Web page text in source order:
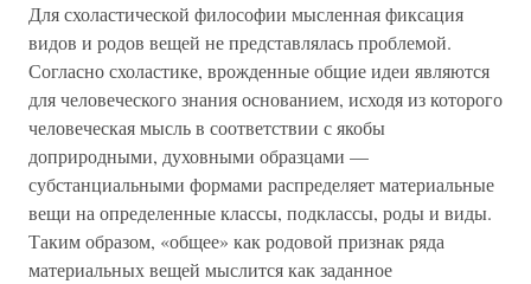
Для схоластической философии мысленная фиксация
видов и родов вещей не представлялась проблемой.
Согласно схоластике, врожденные общие идеи являются
для человеческого знания основанием, исходя из которого
человеческая мысль в соответствии с якобы
доприродными, духовными образцами —
субстанциальными формами распределяет материальные
вещи на определенные классы, подклассы, роды и виды.
Таким образом, «общее» как родовой признак ряда
материальных вещей мыслится как заданное